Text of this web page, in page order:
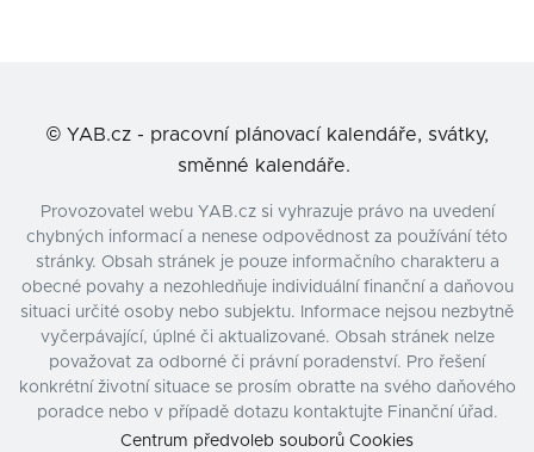
© YAB.cz - pracovní plánovací kalendáře, svátky,
směnné kalendáře.
Provozovatel webu YAB.cz si vyhrazuje právo na uvedení
chybných informací a nenese odpovědnost za používání této
stránky. Obsah stránek je pouze informačního charakteru a
obecné povahy a nezohledňuje individuální finanční a daňovou
situaci určité osoby nebo subjektu. Informace nejsou nezbytně
vyčerpávající, úplné či aktualizované. Obsah stránek nelze
považovat za odborné či právní poradenství. Pro řešení
konkrétní životní situace se prosím obraťte na svého daňového
poradce nebo v případě dotazu kontaktujte Finanční úřad.
Centrum předvoleb souborů Cookies